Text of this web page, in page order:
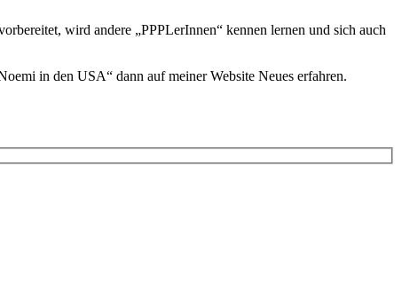
wird andere „PPPLerInnen“ kennen lernen und sich auch
in den USA“ dann auf meiner Website Neues erfahren.